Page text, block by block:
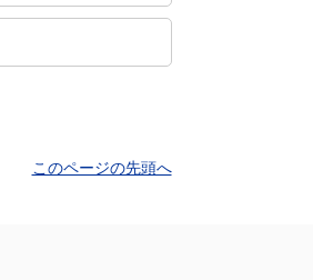
このページの先頭へ